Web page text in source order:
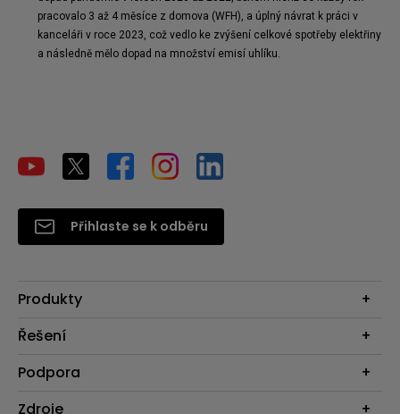
pracovalo 3 až 4 měsíce z domova (WFH), a úplný návrat k práci v
kanceláři v roce 2023, což vedlo ke zvýšení celkové spotřeby elektřiny
a následně mělo dopad na množství emisí uhlíku.
Přihlaste se k odběru
Produkty
Projektory
Osvětlení
Reproduktory
Řešení
Business
Podpora
Konkatujte nás
Zdroje